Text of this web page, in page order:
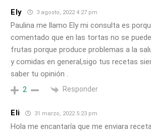
Ely 3 agosto, 2022 4:27 pm
Paulina me llamo Ely mi consulta es
comentado que en las tortas no se
frutas porque produce problemas a la
y comidas en general,sigo tus recetas
saber tu opinión .
2 Responder
Eli 31 marzo, 2022 5:23 pm
Hola me encantaría que me enviara